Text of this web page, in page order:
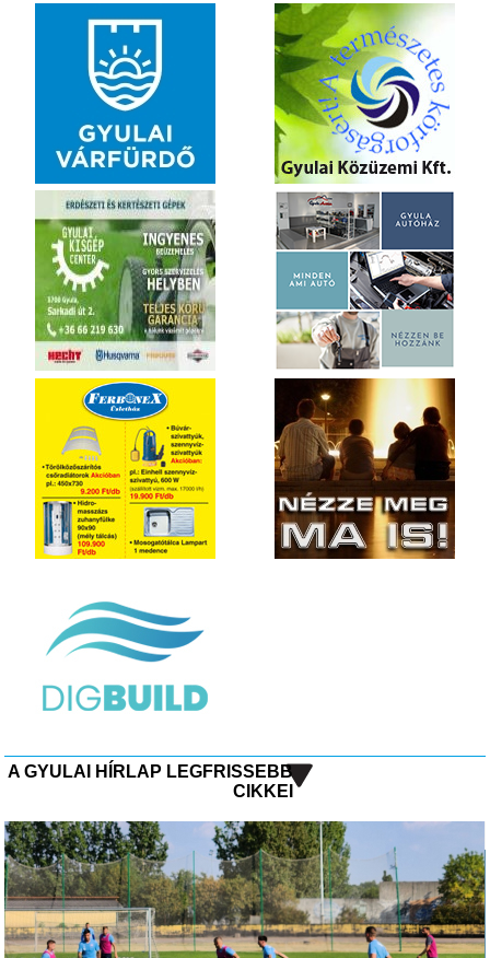
A GYULAI HÍRLAP LEGFRISSEBB
CIKKEI